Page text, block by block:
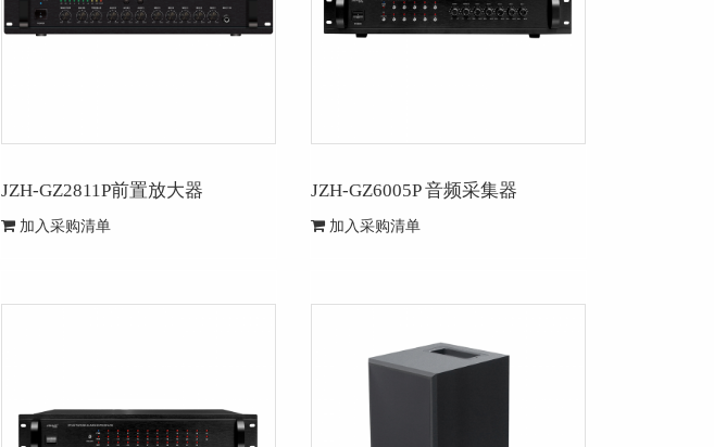
JZH-GZ2811P前置放大器
加入采购清单
JZH-GZ6005P 音频采集器
加入采购清单